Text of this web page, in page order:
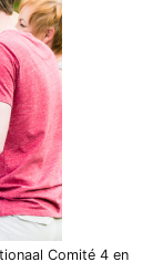
Comité 4 en